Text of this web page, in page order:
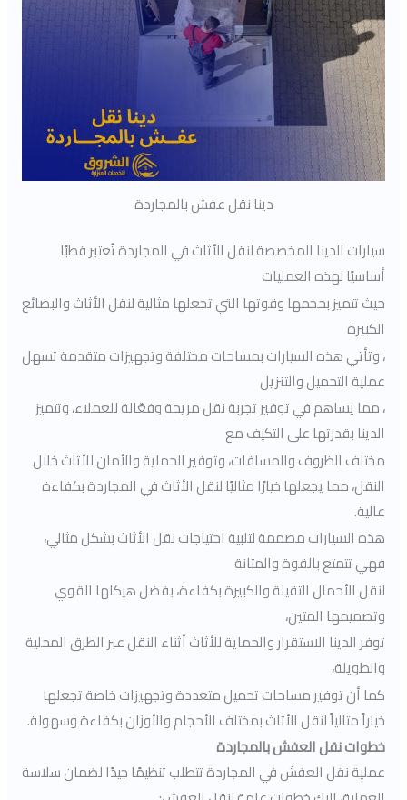
دينا نقل عفش بالمجاردة
سيارات الدينا المخصصة لنقل الأثاث في المجاردة تُعتبر قطبًا
أساسيًا لهذه العمليات
حيث تتميز بحجمها وقوتها التي تجعلها مثالية لنقل الأثاث والبضائع
الكبيرة
، وتأتي هذه السيارات بمساحات مختلفة وتجهيزات متقدمة تسهل
عملية التحميل والتنزيل
، مما يساهم في توفير تجربة نقل مريحة وفعّالة للعملاء، وتتميز
الدينا بقدرتها على التكيف مع
مختلف الظروف والمسافات، وتوفير الحماية والأمان للأثاث خلال
النقل، مما يجعلها خيارًا مثاليًا لنقل الأثاث في المجاردة بكفاءة
عالية.
هذه السيارات مصممة لتلبية احتياجات نقل الأثاث بشكل مثالي،
فهي تتمتع بالقوة والمتانة
لنقل الأحمال الثقيلة والكبيرة بكفاءة، بفضل هيكلها القوي
وتصميمها المتين،
توفر الدينا الاستقرار والحماية للأثاث أثناء النقل عبر الطرق المحلية
والطويلة،
كما أن توفير مساحات تحميل متعددة وتجهيزات خاصة تجعلها
خياراً مثالياً لنقل الأثاث بمختلف الأحجام والأوزان بكفاءة وسهولة.
خطوات نقل العفش بالمجاردة
عملية نقل العفش في المجاردة تتطلب تنظيمًا جيدًا لضمان سلاسة